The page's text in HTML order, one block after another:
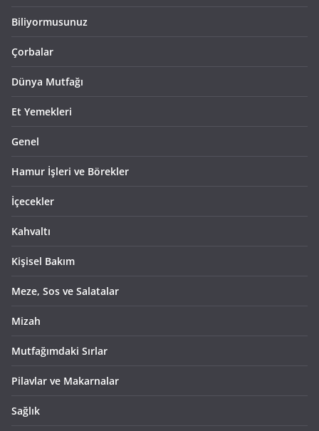
Biliyormusunuz
Çorbalar
Dünya Mutfağı
Et Yemekleri
Genel
Hamur İşleri ve Börekler
İçecekler
Kahvaltı
Kişisel Bakım
Meze, Sos ve Salatalar
Mizah
Mutfağımdaki Sırlar
Pilavlar ve Makarnalar
Sağlık